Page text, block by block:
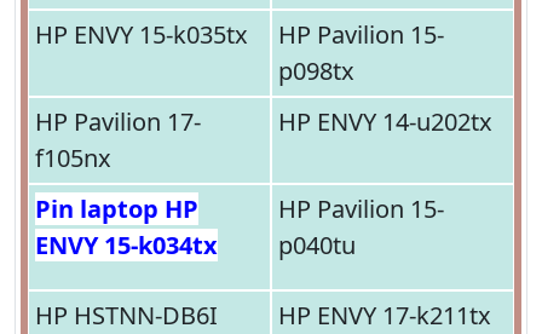
HP ENVY 15-k035tx
HP Pavilion 15-
p098tx
HP Pavilion 17-
f105nx
HP ENVY 14-u202tx
Pin laptop HP
ENVY 15-k034tx
HP Pavilion 15-
p040tu
HP HSTNN-DB6I
HP ENVY 17-k211tx